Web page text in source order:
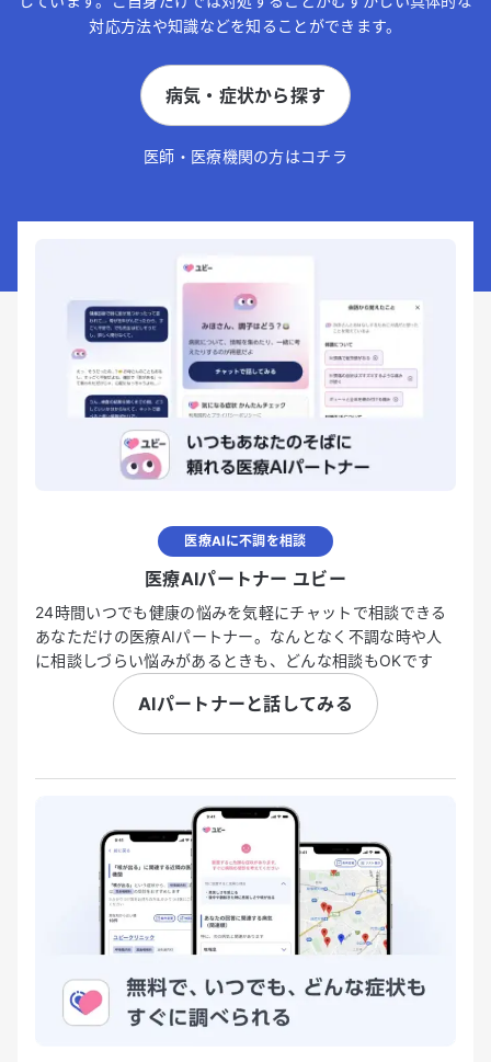
対応方法や知識などを知ることができます。
病気・症状から探す
医師・医療機関の方はコチラ
医療AIに不調を相談
医療AIパートナー ユビー
24時間いつでも健康の悩みを気軽にチャットで相談できる
あなただけの医療AIパートナー。なんとなく不調な時や人
に相談しづらい悩みがあるときも、どんな相談もOKです
AIパートナーと話してみる